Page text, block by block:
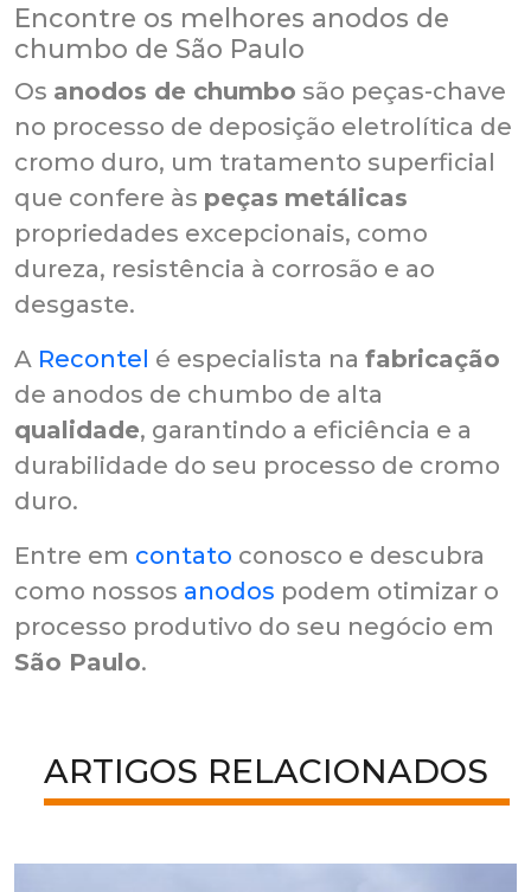
Encontre os melhores anodos de
chumbo de São Paulo
Os anodos de chumbo são peças-chave
no processo de deposição eletrolítica de
cromo duro, um tratamento superficial
que confere às peças metálicas
propriedades excepcionais, como
dureza, resistência à corrosão e ao
desgaste.
A Recontel é especialista na fabricação
de anodos de chumbo de alta
qualidade, garantindo a eficiência e a
durabilidade do seu processo de cromo
duro.
Entre em contato conosco e descubra
como nossos anodos podem otimizar o
processo produtivo do seu negócio em
São Paulo.
ARTIGOS RELACIONADOS